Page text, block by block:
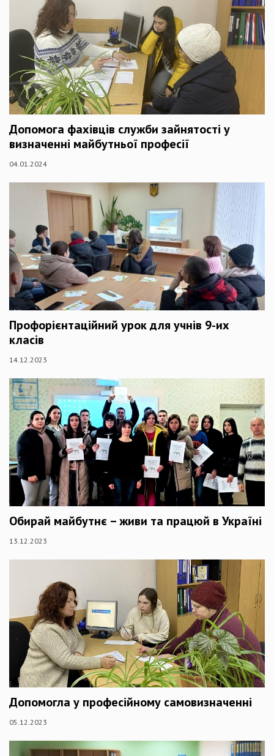
Допомога фахівців служби зайнятості у
визначенні майбутньої професії
04.01.2024
Профорієнтаційний урок для учнів 9-их
класів
14.12.2023
Обирай майбутнє – живи та працюй в Україні
13.12.2023
Допомогла у професійному самовизначенні
05.12.2023